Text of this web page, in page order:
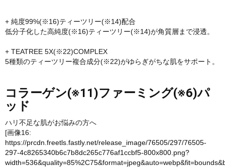
+ 純度99%(※16)ティーツリー(※14)配合
低分子化した高純度(※16)ティーツリー(※14)が角質層まで浸透。
+ TEATREE 5X(※22)COMPLEX
5種類のティーツリー複合成分(※22)がゆらぎがちな肌をサポート。
コラーゲン(※11)ファーミング(※6)パ
ッド
ハリ不足な肌がお悩みの方へ
[画像16:
https://prcdn.freetls.fastly.net/release_image/76505/297/76505-
297-4c8265340b6c7b8dc265c776af1ccbf5-800x800.png?